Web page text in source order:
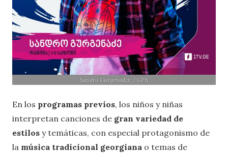
Sandro Gurgenadze / GPB
En los programas previos, los niños y niñas
interpretan canciones de gran variedad de
estilos y temáticas, con especial protagonismo de
la música tradicional georgiana o temas de